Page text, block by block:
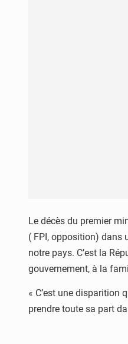
Le décès du premier
( FPI, opposition) dans
notre pays. C’est la
gouvernement, à la
« C’est une disparition
prendre toute sa part